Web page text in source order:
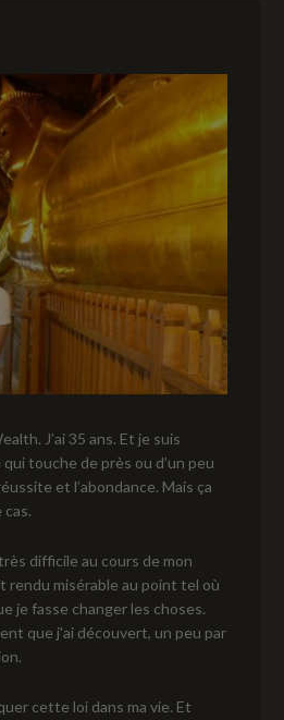
J’ai 35 ans. Et je suis
touche de près ou d’un peu
et l’abondance. Mais ça
cas.
difficile au cours de mon
rendu misérable au point tel où
je fasse changer les choses.
que j'ai découvert, un peu par
cette loi dans ma vie. Et